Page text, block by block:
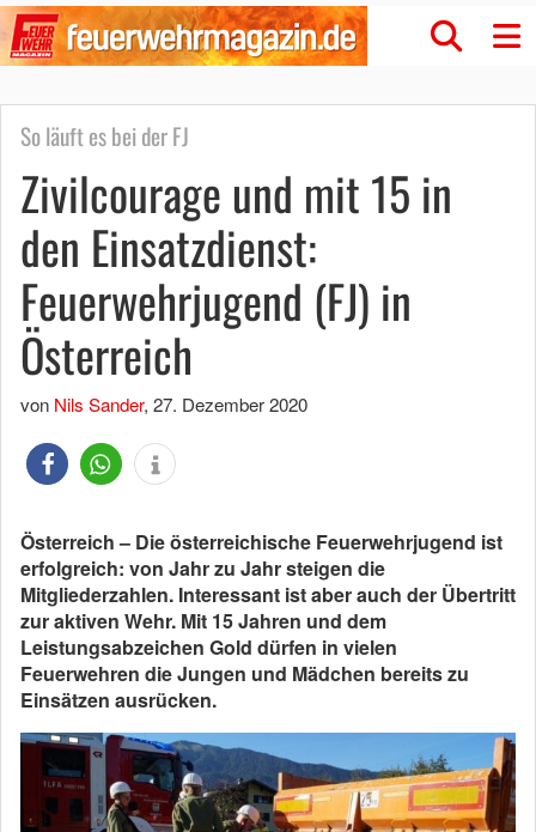
So läuft es bei der FJ
Zivilcourage und mit 15 in
den Einsatzdienst:
Feuerwehrjugend (FJ) in
Österreich
von Nils Sander, 27. Dezember 2020
Österreich – Die österreichische Feuerwehrjugend ist
erfolgreich: von Jahr zu Jahr steigen die
Mitgliederzahlen. Interessant ist aber auch der Übertritt
zur aktiven Wehr. Mit 15 Jahren und dem
Leistungsabzeichen Gold dürfen in vielen
Feuerwehren die Jungen und Mädchen bereits zu
Einsätzen ausrücken.